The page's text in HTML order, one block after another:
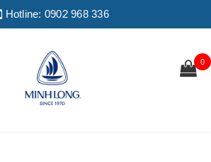
Hotline: 0902 968 336
0